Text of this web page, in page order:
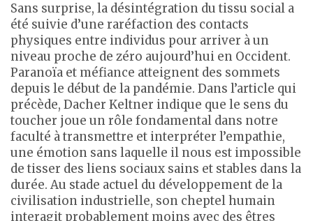
Sans surprise, la désintégration du tissu social a
été suivie d’une raréfaction des contacts
physiques entre individus pour arriver à un
niveau proche de zéro aujourd’hui en Occident.
Paranoïa et méfiance atteignent des sommets
depuis le début de la pandémie. Dans l’article qui
précède, Dacher Keltner indique que le sens du
toucher joue un rôle fondamental dans notre
faculté à transmettre et interpréter l’empathie,
une émotion sans laquelle il nous est impossible
de tisser des liens sociaux sains et stables dans la
durée. Au stade actuel du développement de la
civilisation industrielle, son cheptel humain
interagit probablement moins avec des êtres